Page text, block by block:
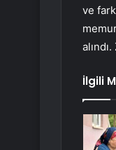
ve
İlgili